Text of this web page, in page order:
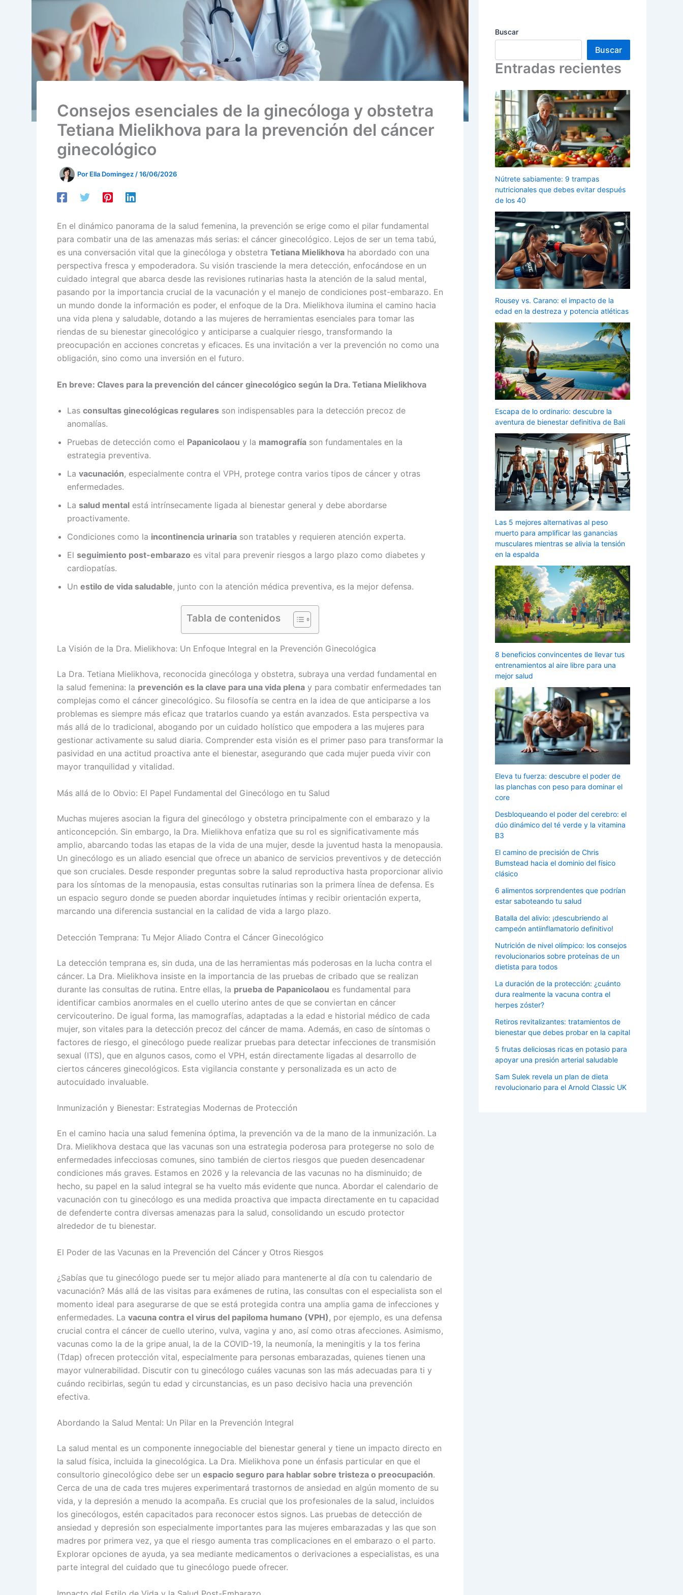
Consejos esenciales de la ginecóloga y obstetra
Tetiana Mielikhova para la prevención del cáncer
ginecológico
Por Ella Domingez /16/06/2026
En el dinámico panorama de la salud femenina, la prevención se erige como el pilar fundamental
para combatir una de las amenazas más serias: el cáncer ginecológico. Lejos de ser un tema tabú,
es una conversación vital que la ginecóloga y obstetra Tetiana Mielikhova ha abordado con una
perspectiva fresca y empoderadora. Su visión trasciende la mera detección, enfocándose en un
cuidado integral que abarca desde las revisiones rutinarias hasta la atención de la salud mental,
pasando por la importancia crucial de la vacunación y el manejo de condiciones post-embarazo. En
un mundo donde la información es poder, el enfoque de la Dra. Mielikhova ilumina el camino hacia
una vida plena y saludable, dotando a las mujeres de herramientas esenciales para tomar las
riendas de su bienestar ginecológico y anticiparse a cualquier riesgo, transformando la
preocupación en acciones concretas y eficaces. Es una invitación a ver la prevención no como una
obligación, sino como una inversión en el futuro.
En breve: Claves para la prevención del cáncer ginecológico según la Dra. Tetiana Mielikhova
Las consultas ginecológicas regulares son indispensables para la detección precoz de
anomalías.
Pruebas de detección como el Papanicolaou y la mamografía son fundamentales en la
estrategia preventiva.
La vacunación, especialmente contra el VPH, protege contra varios tipos de cáncer y otras
enfermedades.
La salud mental está intrínsecamente ligada al bienestar general y debe abordarse
proactivamente.
Condiciones como la incontinencia urinaria son tratables y requieren atención experta.
El seguimiento post-embarazo es vital para prevenir riesgos a largo plazo como diabetes y
cardiopatías.
Un estilo de vida saludable, junto con la atención médica preventiva, es la mejor defensa.
Tabla de contenidos
La Visión de la Dra. Mielikhova: Un Enfoque Integral en la Prevención Ginecológica
La Dra. Tetiana Mielikhova, reconocida ginecóloga y obstetra, subraya una verdad fundamental en
la salud femenina: la prevención es la clave para una vida plena y para combatir enfermedades tan
complejas como el cáncer ginecológico. Su filosofía se centra en la idea de que anticiparse a los
problemas es siempre más eficaz que tratarlos cuando ya están avanzados. Esta perspectiva va
más allá de lo tradicional, abogando por un cuidado holístico que empodera a las mujeres para
gestionar activamente su salud diaria. Comprender esta visión es el primer paso para transformar la
pasividad en una actitud proactiva ante el bienestar, asegurando que cada mujer pueda vivir con
mayor tranquilidad y vitalidad.
Más allá de lo Obvio: El Papel Fundamental del Ginecólogo en tu Salud
Muchas mujeres asocian la figura del ginecólogo y obstetra principalmente con el embarazo y la
anticoncepción. Sin embargo, la Dra. Mielikhova enfatiza que su rol es significativamente más
amplio, abarcando todas las etapas de la vida de una mujer, desde la juventud hasta la menopausia.
Un ginecólogo es un aliado esencial que ofrece un abanico de servicios preventivos y de detección
que son cruciales. Desde responder preguntas sobre la salud reproductiva hasta proporcionar alivio
para los síntomas de la menopausia, estas consultas rutinarias son la primera línea de defensa. Es
un espacio seguro donde se pueden abordar inquietudes íntimas y recibir orientación experta,
marcando una diferencia sustancial en la calidad de vida a largo plazo.
Detección Temprana: Tu Mejor Aliado Contra el Cáncer Ginecológico
La detección temprana es, sin duda, una de las herramientas más poderosas en la lucha contra el
cáncer. La Dra. Mielikhova insiste en la importancia de las pruebas de cribado que se realizan
durante las consultas de rutina. Entre ellas, la prueba de Papanicolaou es fundamental para
identificar cambios anormales en el cuello uterino antes de que se conviertan en cáncer
cervicouterino. De igual forma, las mamografías, adaptadas a la edad e historial médico de cada
mujer, son vitales para la detección precoz del cáncer de mama. Además, en caso de síntomas o
factores de riesgo, el ginecólogo puede realizar pruebas para detectar infecciones de transmisión
sexual (ITS), que en algunos casos, como el VPH, están directamente ligadas al desarrollo de
ciertos cánceres ginecológicos. Esta vigilancia constante y personalizada es un acto de
autocuidado invaluable.
Inmunización y Bienestar: Estrategias Modernas de Protección
En el camino hacia una salud femenina óptima, la prevención va de la mano de la inmunización. La
Dra. Mielikhova destaca que las vacunas son una estrategia poderosa para protegerse no solo de
enfermedades infecciosas comunes, sino también de ciertos riesgos que pueden desencadenar
condiciones más graves. Estamos en 2026 y la relevancia de las vacunas no ha disminuido; de
hecho, su papel en la salud integral se ha vuelto más evidente que nunca. Abordar el calendario de
vacunación con tu ginecólogo es una medida proactiva que impacta directamente en tu capacidad
de defenderte contra diversas amenazas para la salud, consolidando un escudo protector
alrededor de tu bienestar.
El Poder de las Vacunas en la Prevención del Cáncer y Otros Riesgos
¿Sabías que tu ginecólogo puede ser tu mejor aliado para mantenerte al día con tu calendario de
vacunación? Más allá de las visitas para exámenes de rutina, las consultas con el especialista son el
momento ideal para asegurarse de que se está protegida contra una amplia gama de infecciones y
enfermedades. La vacuna contra el virus del papiloma humano (VPH) , por ejemplo, es una defensa
crucial contra el cáncer de cuello uterino, vulva, vagina y ano, así como otras afecciones. Asimismo,
vacunas como la de la gripe anual, la de la COVID-19, la neumonía, la meningitis y la tos ferina
(Tdap) ofrecen protección vital, especialmente para personas embarazadas, quienes tienen una
mayor vulnerabilidad. Discutir con tu ginecólogo cuáles vacunas son las más adecuadas para ti y
cuándo recibirlas, según tu edad y circunstancias, es un paso decisivo hacia una prevención
efectiva.
Abordando la Salud Mental: Un Pilar en la Prevención Integral
La salud mental es un componente innegociable del bienestar general y tiene un impacto directo en
la salud física, incluida la ginecológica. La Dra. Mielikhova pone un énfasis particular en que el
consultorio ginecológico debe ser un espacio seguro para hablar sobre tristeza o preocupación.
Cerca de una de cada tres mujeres experimentará trastornos de ansiedad en algún momento de su
vida, y la depresión a menudo la acompaña. Es crucial que los profesionales de la salud, incluidos
los ginecólogos, estén capacitados para reconocer estos signos. Las pruebas de detección de
ansiedad y depresión son especialmente importantes para las mujeres embarazadas y las que son
madres por primera vez, ya que el riesgo aumenta tras complicaciones en el embarazo o el parto.
Explorar opciones de ayuda, ya sea mediante medicamentos o derivaciones a especialistas, es una
parte integral del cuidado que tu ginecólogo puede ofrecer.
Buscar
Buscar
Entradas recientes
Nútrete sabiamente: 9 trampas
nutricionales que debes evitar después
de los 40
Rousey vs. Carano: el impacto de la
edad en la destreza y potencia atléticas
Escapa de lo ordinario: descubre la
aventura de bienestar definitiva de Bali
Las 5 mejores alternativas al peso
muerto para amplificar las ganancias
musculares mientras se alivia la tensión
en la espalda
8 beneficios convincentes de llevar tus
entrenamientos al aire libre para una
mejor salud
Eleva tu fuerza: descubre el poder de
las planchas con peso para dominar el
core
Desbloqueando el poder del cerebro: el
dúo dinámico del té verde y la vitamina
B3
El camino de precisión de Chris
Bumstead hacia el dominio del físico
clásico
6 alimentos sorprendentes que podrían
estar saboteando tu salud
Batalla del alivio: ¡descubriendo al
campeón antiinflamatorio definitivo!
Nutrición de nivel olímpico: los consejos
revolucionarios sobre proteínas de un
dietista para todos
La duración de la protección: ¿cuánto
dura realmente la vacuna contra el
herpes zóster?
Retiros revitalizantes: tratamientos de
bienestar que debes probar en la capital
5 frutas deliciosas ricas en potasio para
apoyar una presión arterial saludable
Sam Sulek revela un plan de dieta
revolucionario para el Arnold Classic UK